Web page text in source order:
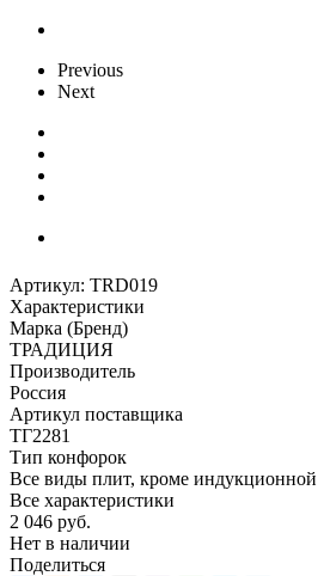
Previous
Next
Артикул: TRD019
Характеристики
Марка (Бренд)
ТРАДИЦИЯ
Производитель
Россия
Артикул поставщика
ТГ2281
Тип конфорок
Все виды плит, кроме индукционной
Все характеристики
2 046 руб.
Нет в наличии
Поделиться